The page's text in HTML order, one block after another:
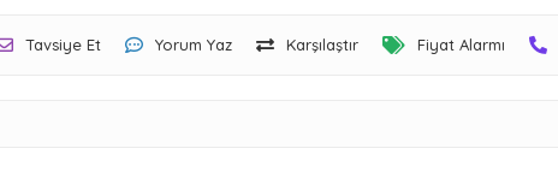
Tavsiye Et Yorum Yaz Karşılaştır Fiyat Alarmı